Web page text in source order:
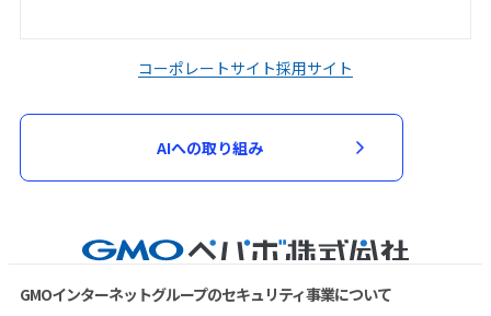
コーポレートサイト採用サイト
AIへの取り組み
GMOインターネットグループのセキュリティ事業について